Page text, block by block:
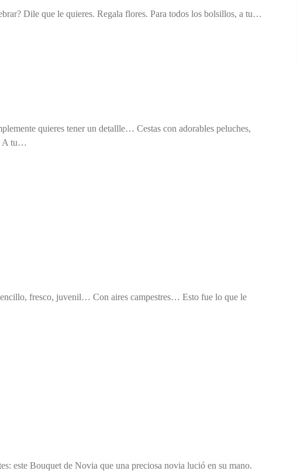
Dile que le quieres. Regala flores. Para todos los bolsillos, a tu…
quieres tener un detallle… Cestas con adorables peluches,
A tu…
fresco, juvenil… Con aires campestres… Esto fue lo que le
este Bouquet de Novia que una preciosa novia lució en su mano.